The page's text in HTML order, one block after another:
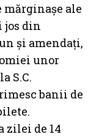
ale
jos din
și amendați,
unor
S.C.
banii de
zilei de 14